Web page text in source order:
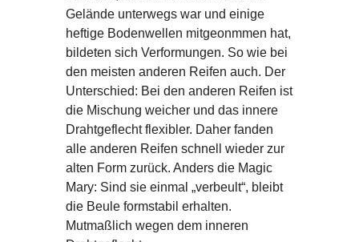
Gelände unterwegs war und einige
heftige Bodenwellen mitgeonmmen hat,
bildeten sich Verformungen. So wie bei
den meisten anderen Reifen auch. Der
Unterschied: Bei den anderen Reifen ist
die Mischung weicher und das innere
Drahtgeflecht flexibler. Daher fanden
alle anderen Reifen schnell wieder zur
alten Form zurück. Anders die Magic
Mary: Sind sie einmal „verbeult“, bleibt
die Beule formstabil erhalten.
Mutmaßlich wegen dem inneren